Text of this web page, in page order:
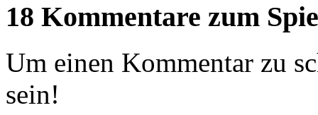
18 Kommentare zum
Um einen Kommentar zu
sein!